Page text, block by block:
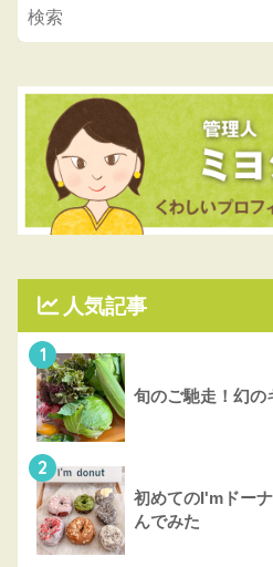
人気記事
1
旬のご馳走！幻の
2
初めてのI'mドー
んでみた